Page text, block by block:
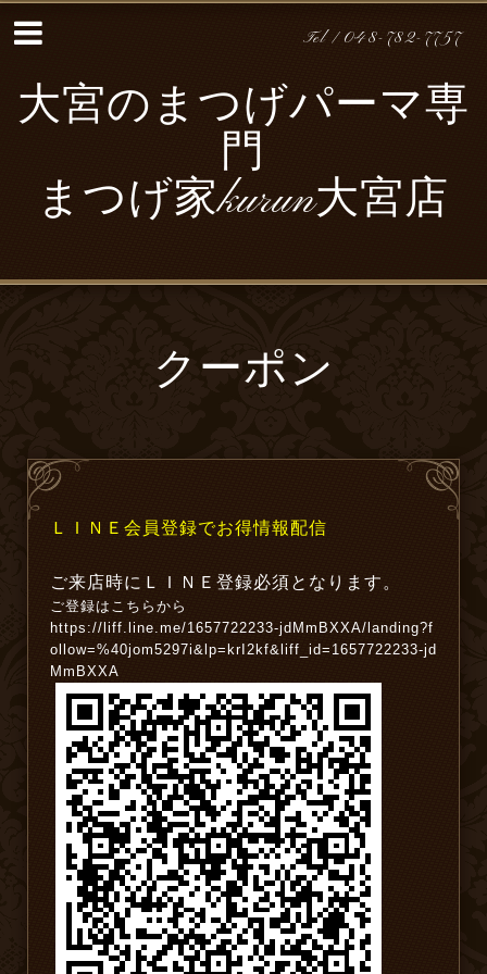
Tel / 048-782-7757
大宮のまつげパーマ専
門
まつげ家kurun大宮店
クーポン
ＬＩＮＥ会員登録でお得情報配信
ご来店時にＬＩＮＥ登録必須となります。
ご登録はこちらから
https://liff.line.me/1657722233-jdMmBXXA/landing?f
ollow=%40jom5297i&lp=krI2kf&liff_id=1657722233-jd
MmBXXA